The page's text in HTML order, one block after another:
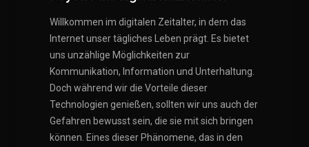
Willkommen im digitalen Zeitalter, in dem das
Internet unser tägliches Leben prägt. Es bietet
uns unzählige Möglichkeiten zur
Kommunikation, Information und Unterhaltung.
Doch während wir die Vorteile dieser
Technologien genießen, sollten wir uns auch der
Gefahren bewusst sein, die sie mit sich bringen
können. Eines dieser Phänomene, das in den